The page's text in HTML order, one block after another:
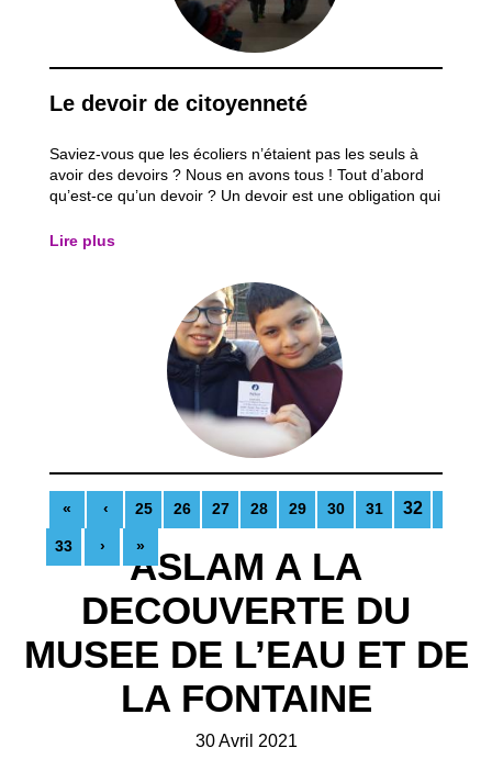
ASLAM A LA
DECOUVERTE DU
MUSEE DE L’EAU ET DE
LA FONTAINE
30 Avril 2021
Le devoir de citoyenneté
Saviez-vous que les écoliers n’étaient pas les seuls à
avoir des devoirs ? Nous en avons tous ! Tout d’abord
qu’est-ce qu’un devoir ? Un devoir est une obligation qui
contrepartie de vos droits. Le devoir a pour utilité de
Lire plus
« ‹ 25 26 27 28 29 30 31 32
33 › »